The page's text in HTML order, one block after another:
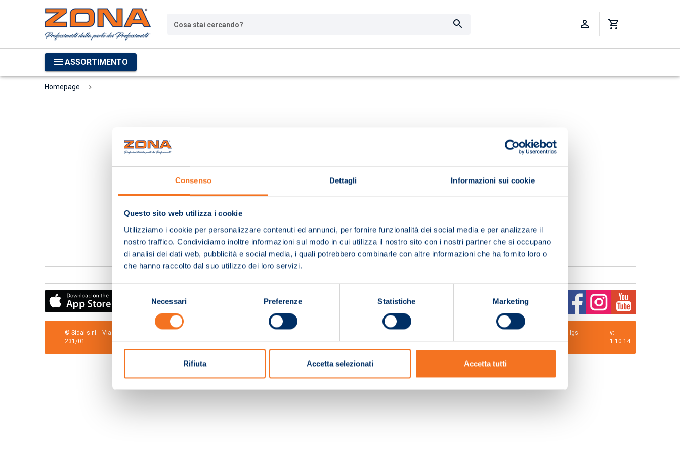
Consenso Dettagli Informazioni sui cookie
Questo sito web utilizza i cookie
Utilizziamo i cookie per personalizzare contenuti ed annunci, per fornire funzionalità dei social media e per analizzare il
nostro traffico. Condividiamo inoltre informazioni sul modo in cui utilizza il nostro sito con i nostri partner che si occupano
di analisi dei dati web, pubblicità e social media, i quali potrebbero combinarle con altre informazioni che ha fornito loro o
che hanno raccolto dal suo utilizzo dei loro servizi.
Selezione
consenso
Necessari Preferenze Statistiche Marketing
Rifiuta Accetta selezionati Accetta tutti
Cosa stai cercando?
ASSORTIMENTO
Homepage
© Sidal s.r.l. - Via S.Agostino,50, 51100 Pistoia - Cod.Fisc. e Registro Imprese Pistoia 01680210505 – R.E.A. n.155974 - Cap.Soc. € 2.000.000,00 i.v. La Società adotta il Codice Etico D.lgs.
231/01
v:
1.10.14